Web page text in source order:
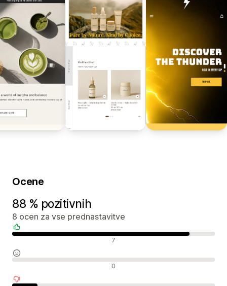
Ocene
88 % pozitivnih
8 ocen za vse prednastavitve
7
0